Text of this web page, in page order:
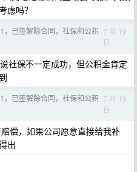
虑吗？
，已签解除合同，社保和公积 7 月 19
日
社保不一定成功，但公积金肯定
，已签解除合同，社保和公积 7 月 19
日
偿，如果公司愿意直接给我补
出